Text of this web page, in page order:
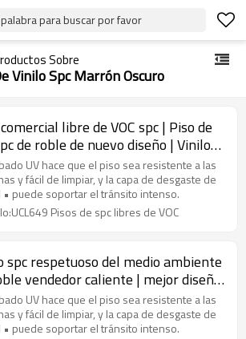
para buscar por favor
Sobre
Vinilo Spc Marrón Oscuro
libre de VOC spc | Piso de
de roble de nuevo diseño | Vinilo
spc de 7 "x48" para uso doméstico
UV hace que el piso sea resistente a las
y fácil de limpiar, y la capa de desgaste de
• puede soportar el tránsito intenso.
Pisos de spc libres de VOC
spc respetuoso del medio ambiente
vendedor caliente | mejor diseño
suelo |vinilo rígido spc para uso
UV hace que el piso sea resistente a las
y fácil de limpiar, y la capa de desgaste de
• puede soportar el tránsito intenso.